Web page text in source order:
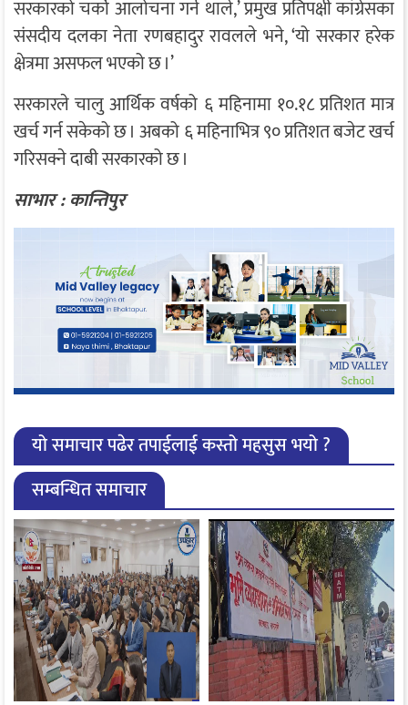
सरकारको चर्को आलोचना गर्न थाले,’ प्रमुख प्रतिपक्षी कांग्रेसका
संसदीय दलका नेता रणबहादुर रावलले भने, ‘यो सरकार हरेक
क्षेत्रमा असफल भएको छ ।’
सरकारले चालु आर्थिक वर्षको ६ महिनामा १०.१८ प्रतिशत मात्र
खर्च गर्न सकेको छ । अबको ६ महिनाभित्र ९० प्रतिशत बजेट खर्च
गरिसक्ने दाबी सरकारको छ ।
साभार : कान्तिपुर
यो समाचार पढेर तपाईलाई कस्तो महसुस भयो ?
सम्बन्धित समाचार